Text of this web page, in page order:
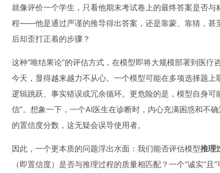
就像评价一个学生，只看他期末考试卷上的最终答案是否
程——他是通过严谨的推导得出答案，还是靠蒙、靠猜，甚
后却歪打正着的步骤？
这种“唯结果论”的评估方式，在模型即将大规模部署到医
今天，显得越来越力不从心。一个模型可能在多项选择题
逻辑跳跃、事实错误或冗余循环。更危险的是，模型自身
信”。想象一下，一个AI医生在诊断时，内心充满困惑和不
的置信度分数，这无疑会误导使用者。
因此，一个更本质的问题浮出水面：我们能否评估模型推理
（即置信度）是否与推理过程的质量相匹配？一个“诚实”